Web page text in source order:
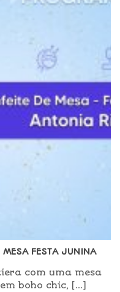
FESTA JUNINA
com uma mesa
boho chic, [...]